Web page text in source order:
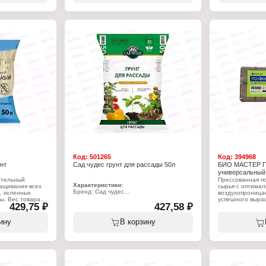
pH —
выращивания рассады всех видов
всхожесть семян и приживаемость
рассады.
Характеристики:
Бренд: Сад чудес
Тип товара: Грунт
Назначение: для рассады
оптимально
Бренд:
Название:
Тип товара:
Назначение:
декоративных
всех
зеленных
Вес товара
в
окружающей
429,75 ₽
Код:501265
Сад чудес грунт для рассады 50л
Характеристики:
Бренд: Сад чудес
427,58 ₽
В корзину
Код: 394968
БИО МАСТЕР
Прессованная
сырья с
успешного
Бренд:
Форма выпуска: